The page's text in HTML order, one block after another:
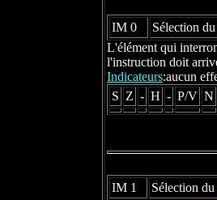
IM 0
Sélection
L'élément qui
l'instruction doit
Indicateurs:aucun
S Z - H - P/V N
IM 1
Sélection